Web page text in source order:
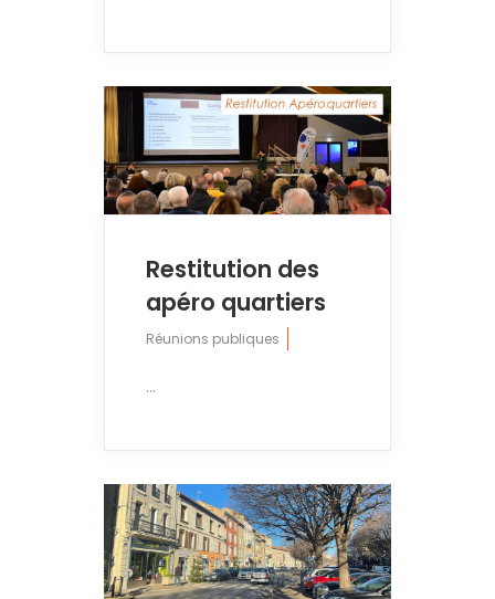
Restitution des
apéro quartiers
Réunions publiques
...